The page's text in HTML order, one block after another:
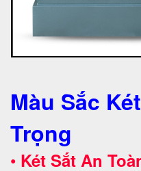
Màu Sắc
Trọng
• Két Sắt An